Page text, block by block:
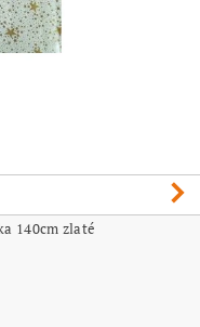
140cm zlaté